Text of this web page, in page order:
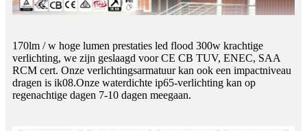
170lm / w hoge lumen prestaties led flood 300w krachtige
verlichting, we zijn geslaagd voor CE CB TUV, ENEC, SAA
RCM cert. Onze verlichtingsarmatuur kan ook een impactniveau
dragen is ik08.Onze waterdichte ip65-verlichting kan op
regenachtige dagen 7-10 dagen meegaan.